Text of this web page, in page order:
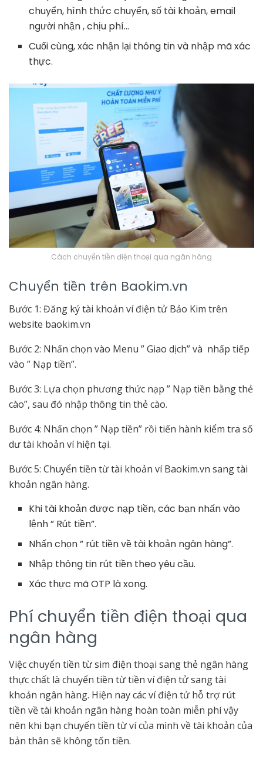
chuyển, hình thức chuyển, số tài khoản, email
người nhận , chịu phí…
Cuối cùng, xác nhận lại thông tin và nhập mã xác
thực.
Cách chuyển tiền điện thoại qua ngân hàng
Chuyển tiền trên Baokim.vn
Bước 1: Đăng ký tài khoản ví điện tử Bảo Kim trên
website baokim.vn
Bước 2: Nhấn chọn vào Menu ” Giao dịch” và nhấp tiếp
vào ” Nạp tiền”.
Bước 3: Lựa chọn phương thức nạp ” Nạp tiền bằng thẻ
cào”, sau đó nhập thông tin thẻ cào.
Bước 4: Nhấn chọn ” Nạp tiền” rồi tiến hành kiểm tra số
dư tài khoản ví hiện tại.
Bước 5: Chuyển tiền từ tài khoản ví Baokim.vn sang tài
khoản ngân hàng.
Khi tài khoản được nạp tiền, các bạn nhấn vào
lệnh ” Rút tiền”.
Nhấn chọn ” rút tiền về tài khoản ngân hàng”.
Nhập thông tin rút tiền theo yêu cầu.
Xác thực mã OTP là xong.
Phí chuyển tiền điện thoại qua
ngân hàng
Việc chuyển tiền từ sim điện thoại sang thẻ ngân hàng
thực chất là chuyển tiền từ tiền ví điện tử sang tài
khoản ngân hàng. Hiện nay các ví điện tử hỗ trợ rút
tiền về tài khoản ngân hàng hoàn toàn miễn phí vậy
nên khi bạn chuyển tiền từ ví của mình về tài khoản của
bản thân sẽ không tốn tiền.